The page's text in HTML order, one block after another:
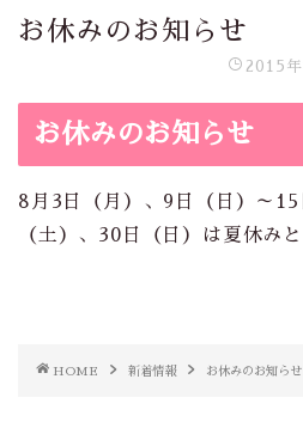
お休みのお知らせ
2015
お休みのお知らせ
8月3日（月）、9日（日）～15
（土）、30日（日）は夏休み
HOME 新着情報 お休みのお知らせ